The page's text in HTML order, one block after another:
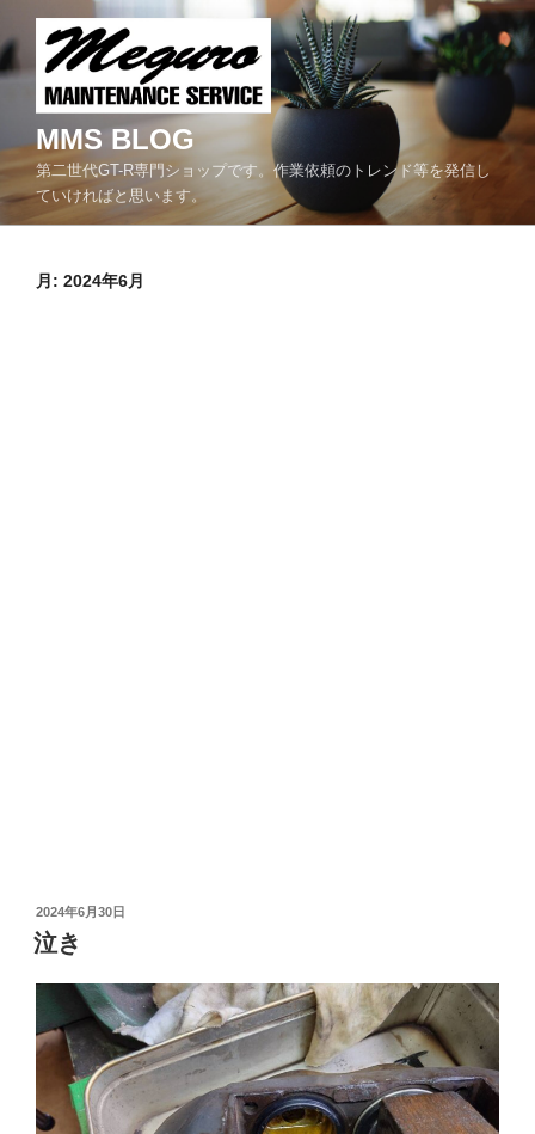
ン
テ
へ
MMS BLOG
第二世代GT-R専門ショップです。作業依頼のトレンド等を発信し
ていければと思います。
月: 2024年6月
投
稿
日:
2024年6月30日
泣き